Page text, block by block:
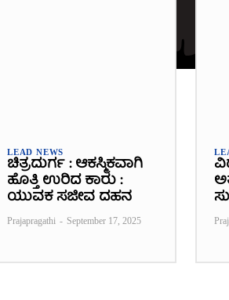
LEAD NEWS
ಚಿತ್ರದುರ್ಗ : ಆಕಸ್ಮಿಕವಾಗಿ
ಹೊತ್ತಿ ಉರಿದ ಕಾರು :
ಯುವಕ ಸಜೀವ ದಹನ
Prajapragathi - September 17, 2025